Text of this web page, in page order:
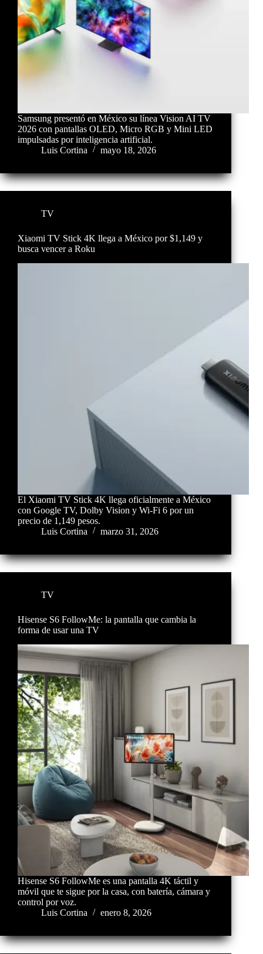
Samsung presentó en México su línea Vision AI TV
2026 con pantallas OLED, Micro RGB y Mini LED
impulsadas por inteligencia artificial.
Luis Cortina
mayo 18, 2026
TV
Xiaomi TV Stick 4K llega a México por $1,149 y
busca vencer a Roku
El Xiaomi TV Stick 4K llega oficialmente a México
con Google TV, Dolby Vision y Wi-Fi 6 por un
precio de 1,149 pesos.
Luis Cortina
marzo 31, 2026
TV
Hisense S6 FollowMe: la pantalla que cambia la
forma de usar una TV
Hisense S6 FollowMe es una pantalla 4K táctil y
móvil que te sigue por la casa, con batería, cámara y
control por voz.
Luis Cortina
enero 8, 2026